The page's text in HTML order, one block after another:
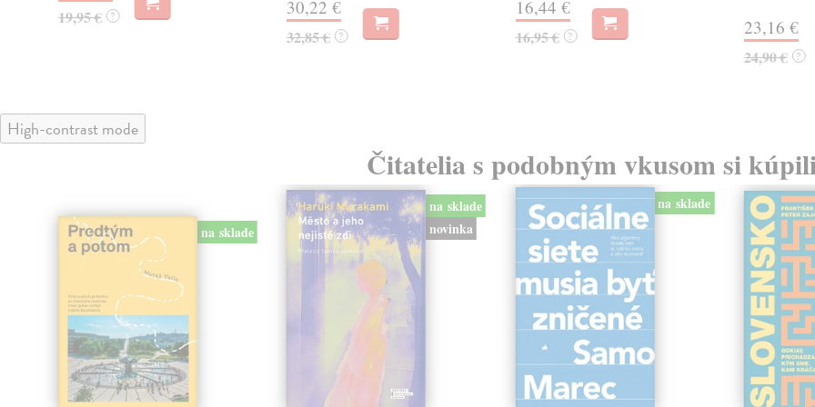
19,95 € ? 30,22 €
32,85 € ?
16,44 €
16,95 € ? 23,16 €
24,90 € ?
High-contrast mode
Čitatelia s podobným vkusom si
na sklade
na sklade
novinka
na sklade